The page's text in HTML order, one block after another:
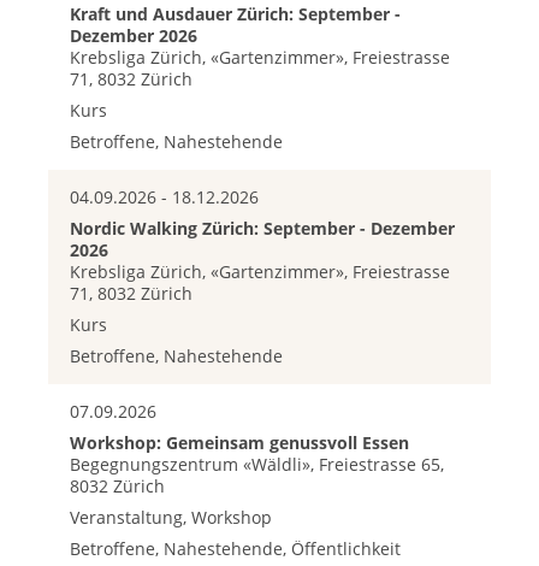
Kraft und Ausdauer Zürich: September -
Dezember 2026
Krebsliga Zürich, «Gartenzimmer», Freiestrasse
71, 8032 Zürich
Kurs
Betroffene, Nahestehende
04.09.2026 - 18.12.2026
Nordic Walking Zürich: September - Dezember
2026
Krebsliga Zürich, «Gartenzimmer», Freiestrasse
71, 8032 Zürich
Kurs
Betroffene, Nahestehende
07.09.2026
Workshop: Gemeinsam genussvoll Essen
Begegnungszentrum «Wäldli», Freiestrasse 65,
8032 Zürich
Veranstaltung, Workshop
Betroffene, Nahestehende, Öffentlichkeit